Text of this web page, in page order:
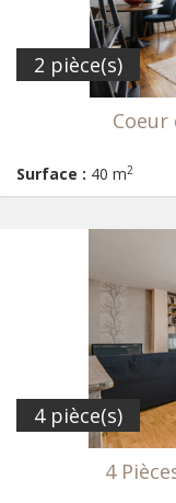
2 pièce(s)
Surface : 40 m2
4 pièce(s)
4